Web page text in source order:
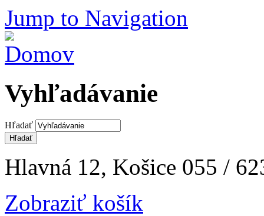
Jump to Navigation
Vyhľadávanie
Hľadať
Hlavná 12, Košice 055 /
Zobraziť košík